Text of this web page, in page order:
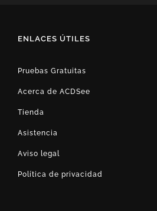
ENLACES ÚTILES
Pruebas Gratuitas
Acerca de ACDSee
Tienda
Asistencia
Aviso legal
Política de privacidad